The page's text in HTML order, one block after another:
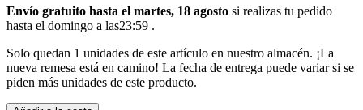
Envío gratuito hasta el martes, 18 agosto si realizas tu pedido
hasta el domingo a las23:59 .
Solo quedan 1 unidades de este artículo en nuestro almacén. ¡La
nueva remesa está en camino! La fecha de entrega puede variar si se
piden más unidades de este producto.